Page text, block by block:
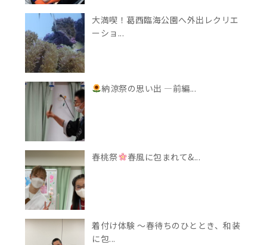
大満喫！葛西臨海公園へ外出レクリエ
ーショ...
納涼祭の思い出 —前編...
春桃祭 春風に包まれて&...
着付け体験 〜春待ちのひととき、和装
に包...